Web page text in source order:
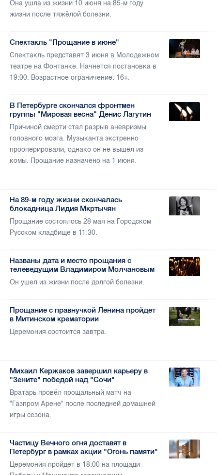
Она ушла из жизни 10 июня на 85-м году
жизни после тяжёлой болезни.
Спектакль "Прощание в июне"
Спектакль представят 3 июня в Молодежном
театре на Фонтанке. Начнется постановка в
19:00. Возрастное ограничение: 16+.
В Петербурге скончался фронтмен
группы "Мировая весна" Денис Лагутин
Причиной смерти стал разрыв аневризмы
головного мозга. Музыканта экстренно
прооперировали, однако он не вышел из
комы. Прощание назначено на 1 июня.
На 89-м году жизни скончалась
блокадница Лидия Мкртычян
Прощание состоялось 28 мая на Городском
Русском кладбище в 11:30.
Названы дата и место прощания с
телеведущим Владимиром Молчановым
Он ушел из жизни после долгой болезни.
Прощание с правнучкой Ленина пройдет
в Митинском крематории
Церемония состоится завтра.
Михаил Кержаков завершил карьеру в
"Зените" победой над "Сочи"
Вратарь провёл прощальный матч на
"Газпром Арене" после последней домашней
игры сезона.
Частицу Вечного огня доставят в
Петербург в рамках акции "Огонь памяти"
Церемония пройдет в 18:00 на площади